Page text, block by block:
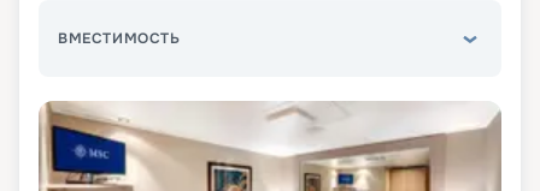
ВМЕСТИМОСТЬ